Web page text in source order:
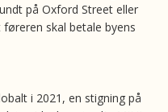
på Oxford Street eller
skal betale byens
i 2021, en stigning på